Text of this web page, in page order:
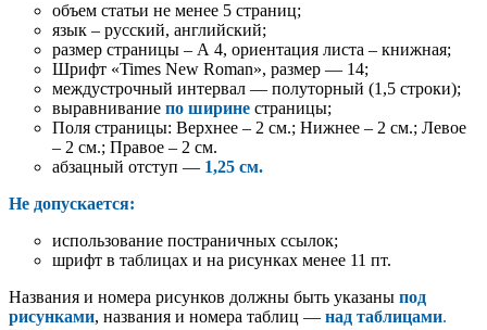
объем статьи не менее 5 страниц;
язык – русский, английский;
размер страницы – А 4, ориентация листа – книжная;
Шрифт «Times New Roman», размер — 14;
междустрочный интервал — полуторный (1,5 строки);
выравнивание по ширине страницы;
Поля страницы: Верхнее – 2 см.; Нижнее – 2 см.; Левое
– 2 см.; Правое – 2 см.
абзацный отступ — 1,25 см.
Не допускается:
использование постраничных ссылок;
шрифт в таблицах и на рисунках менее 11 пт.
Названия и номера рисунков должны быть указаны под
рисунками, названия и номера таблиц — над таблицами.